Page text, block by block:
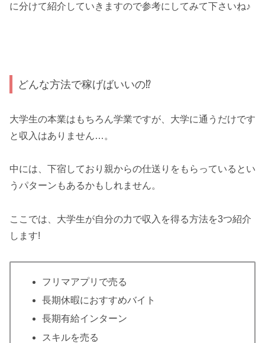
に分けて紹介していきますので参考にしてみて下さいね♪
どんな方法で稼げばいいの⁉
大学生の本業はもちろん学業ですが、大学に通うだけです
と収入はありません…。
中には、下宿しており親からの仕送りをもらっているとい
うパターンもあるかもしれません。
ここでは、大学生が自分の力で収入を得る方法を3つ紹介
します!
フリマアプリで売る
長期休暇におすすめバイト
長期有給インターン
スキルを売る